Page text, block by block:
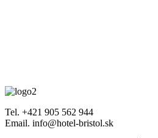
Tel. +421 905 562 944
Email. info@hotel-bristol.sk